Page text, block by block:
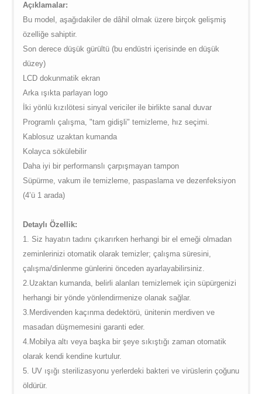
Açıklamalar:
Bu model, aşağıdakiler de dâhil olmak üzere birçok gelişmiş
özelliğe sahiptir.
Son derece düşük gürültü (bu endüstri içerisinde en düşük
düzey)
LCD dokunmatik ekran
Arka ışıkta parlayan logo
İki yönlü kızılötesi sinyal vericiler ile birlikte sanal duvar
Programlı çalışma, "tam gidişli" temizleme, hız seçimi.
Kablosuz uzaktan kumanda
Kolayca sökülebilir
Daha iyi bir performanslı çarpışmayan tampon
Süpürme, vakum ile temizleme, paspaslama ve dezenfeksiyon
(4’ü 1 arada)
Detaylı Özellik:
1. Siz hayatın tadını çıkarırken herhangi bir el emeği olmadan
zeminlerinizi otomatik olarak temizler; çalışma süresini,
çalışma/dinlenme günlerini önceden ayarlayabilirsiniz.
2.Uzaktan kumanda, belirli alanları temizlemek için süpürgenizi
herhangi bir yönde yönlendirmenize olanak sağlar.
3.Merdivenden kaçınma dedektörü, ünitenin merdiven ve
masadan düşmemesini garanti eder.
4.Mobilya altı veya başka bir şeye sıkıştığı zaman otomatik
olarak kendi kendine kurtulur.
5. UV ışığı sterilizasyonu yerlerdeki bakteri ve virüslerin çoğunu
öldürür.